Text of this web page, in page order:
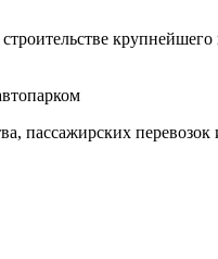
крупнейшего
пассажирских